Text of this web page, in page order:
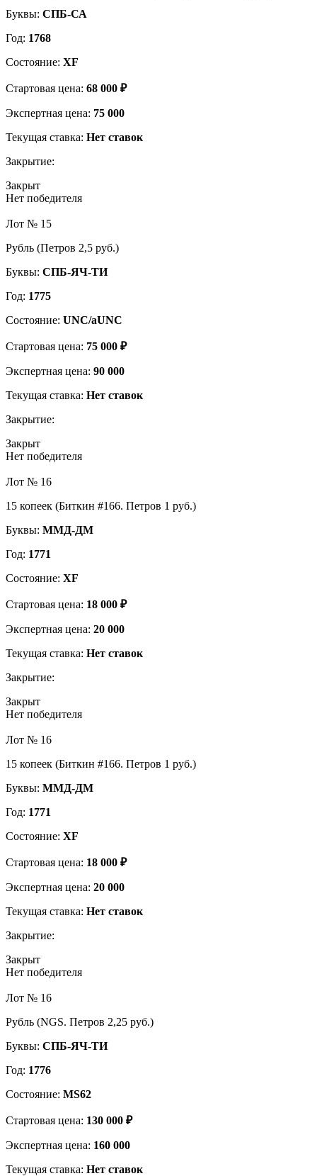
Буквы: СПБ-СА
Год: 1768
Состояние: XF
Стартовая цена: 68 000 ₽
Экспертная цена: 75 000
Текущая ставка: Нет ставок
Закрытие:
Закрыт
Нет победителя
Лот № 15
Рубль (Петров 2,5 руб.)
Буквы: СПБ-ЯЧ-ТИ
Год: 1775
Состояние: UNC/aUNC
Стартовая цена: 75 000 ₽
Экспертная цена: 90 000
Текущая ставка: Нет ставок
Закрытие:
Закрыт
Нет победителя
Лот № 16
15 копеек (Биткин #166. Петров 1 руб.)
Буквы: ММД-ДМ
Год: 1771
Состояние: XF
Стартовая цена: 18 000 ₽
Экспертная цена: 20 000
Текущая ставка: Нет ставок
Закрытие:
Закрыт
Нет победителя
Лот № 16
15 копеек (Биткин #166. Петров 1 руб.)
Буквы: ММД-ДМ
Год: 1771
Состояние: XF
Стартовая цена: 18 000 ₽
Экспертная цена: 20 000
Текущая ставка: Нет ставок
Закрытие:
Закрыт
Нет победителя
Лот № 16
Рубль (NGS. Петров 2,25 руб.)
Буквы: СПБ-ЯЧ-ТИ
Год: 1776
Состояние: MS62
Стартовая цена: 130 000 ₽
Экспертная цена: 160 000
Текущая ставка: Нет ставок